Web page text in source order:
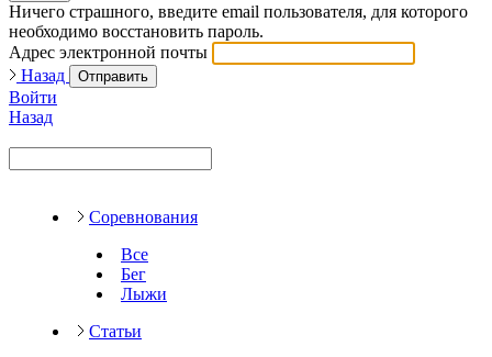
Ничего страшного, введите email пользователя, для которого
необходимо восстановить пароль.
Адрес электронной почты
Назад
Отправить
Войти
Назад
Соревнования
Все
Бег
Лыжи
Статьи